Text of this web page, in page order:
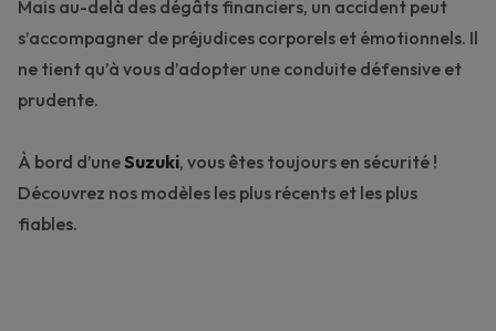
Mais au-delà des dégâts financiers, un accident peut
s’accompagner de préjudices corporels et émotionnels. Il
ne tient qu’à vous d’adopter une conduite défensive et
prudente.
À bord d’uneSuzuki, vous êtes toujours en sécurité !
Découvrez nos modèles les plus récents et les plus
fiables.